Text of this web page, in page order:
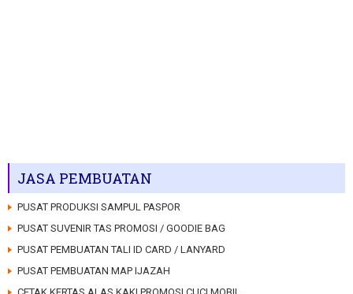
JASA PEMBUATAN
PUSAT PRODUKSI SAMPUL PASPOR
PUSAT SUVENIR TAS PROMOSI / GOODIE BAG
PUSAT PEMBUATAN TALI ID CARD / LANYARD
PUSAT PEMBUATAN MAP IJAZAH